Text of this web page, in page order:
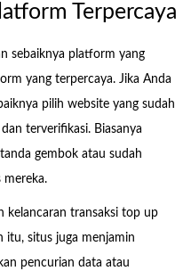
Terpercaya
sebaiknya platform yang
yang terpercaya. Jika Anda
pilih website yang sudah
terverifikasi. Biasanya
gembok atau sudah
mereka.
kelancaran transaksi top up
itu, situs juga menjamin
pencurian data atau